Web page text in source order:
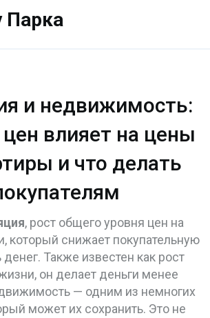
Парка
и недвижимость:
цен влияет на цены
и что делать
, рост общего уровня цен на
который снижает покупательную
денег. Также известен как рост
, он делает деньги менее
— одним из немногих
может их сохранить. Это не